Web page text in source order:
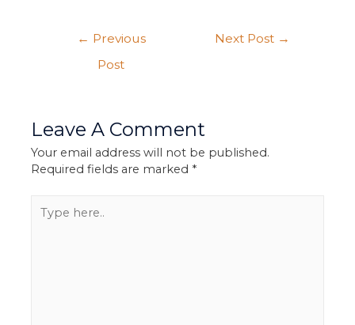
← Previous
Post
Next Post →
Leave A Comment
Your email address will not be published.
Required fields are marked *